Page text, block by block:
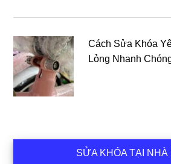
Cách Sửa Khóa
Lỏng Nhanh
SỬA KHÓA TẠI NHÀ